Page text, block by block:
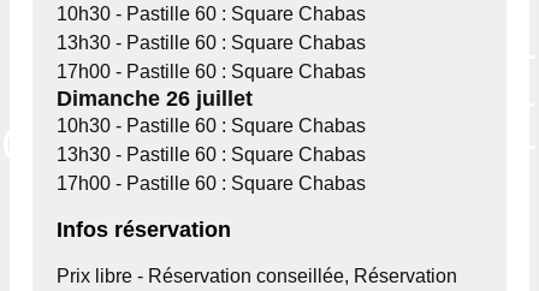
10h30 - Pastille 60 : Square Chabas
13h30 - Pastille 60 : Square Chabas
17h00 - Pastille 60 : Square Chabas
Dimanche 26 juillet
10h30 - Pastille 60 : Square Chabas
13h30 - Pastille 60 : Square Chabas
17h00 - Pastille 60 : Square Chabas
Infos réservation
Prix libre - Réservation conseillée, Réservation